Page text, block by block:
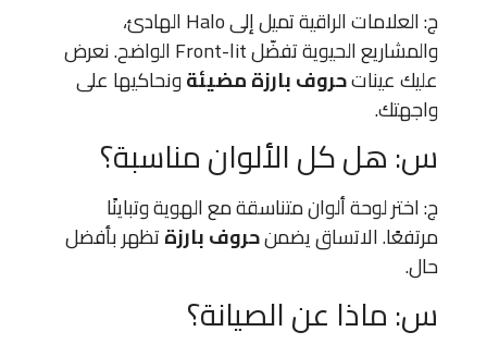
ج: العلامات الراقية تميل إلى Halo الهادئ،
والمشاريع الحيوية تفضّل Front-lit الواضح. نعرض
عليك عيناتحروف بارزة مضيئةونحاكيها على
واجهتك.
س: هل كل الألوان مناسبة؟
ج: اختر لوحة ألوان متناسقة مع الهوية وتباينًا
مرتفعًا. الاتساق يضمنحروف بارزةتظهر بأفضل
حال.
س: ماذا عن الصيانة؟